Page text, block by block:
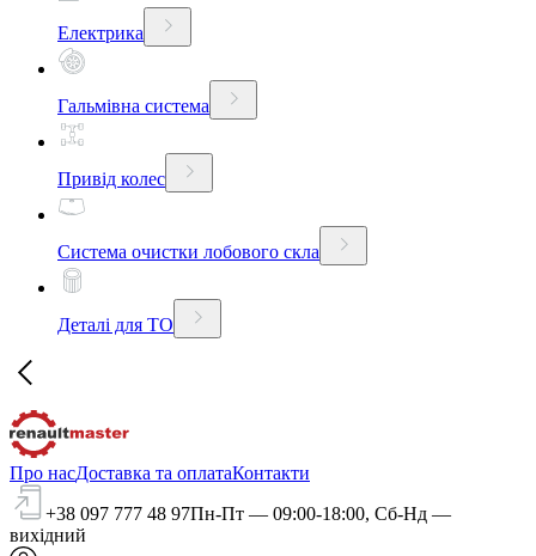
Електрика
Гальмівна система
Привід колес
Система очистки лобового скла
Деталі для ТО
Про насДоставка та оплатаКонтакти
+38 097 777 48 97Пн-Пт — 09:00-18:00, Сб-Нд —
вихідний